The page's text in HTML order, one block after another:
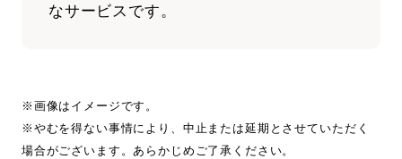
なサービスです。
※画像はイメージです。
※やむを得ない事情により、中止または延期とさせていただく
場合がございます。あらかじめご了承ください。